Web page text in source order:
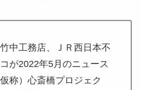
中工務店、ＪＲ西日本不
が2022年5月のニュース
称）心斎橋プロジェク